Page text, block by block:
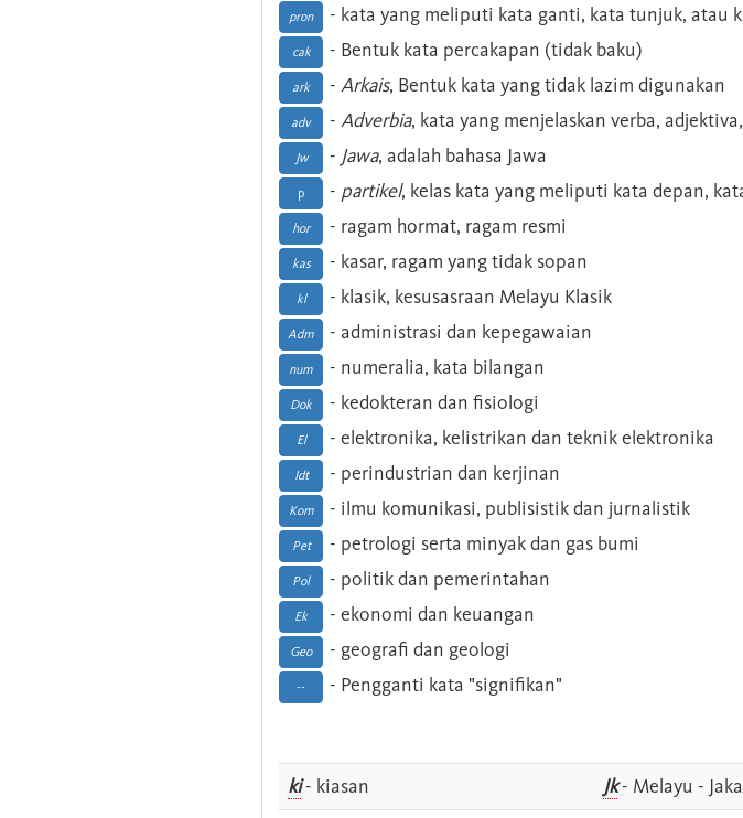
pron - kata yang meliputi kata ganti, kata tunjuk, atau
cak - Bentuk kata percakapan (tidak baku)
ark - Arkais, Bentuk kata yang tidak lazim digunakan
adv - Adverbia, kata yang menjelaskan verba,
Jw - Jawa, adalah bahasa Jawa
p - partikel, kelas kata yang meliputi kata depan,
hor - ragam hormat, ragam resmi
kas - kasar, ragam yang tidak sopan
kl - klasik, kesusasraan Melayu Klasik
Adm - administrasi dan kepegawaian
num - numeralia, kata bilangan
Dok - kedokteran dan fisiologi
El - elektronika, kelistrikan dan teknik elektronika
Idt - perindustrian dan kerjinan
Kom - ilmu komunikasi, publisistik dan jurnalistik
Pet - petrologi serta minyak dan gas bumi
Pol - politik dan pemerintahan
Ek - ekonomi dan keuangan
Geo - geografi dan geologi
-- - Pengganti kata "signifikan"
ki- kiasan Jk- Melayu -